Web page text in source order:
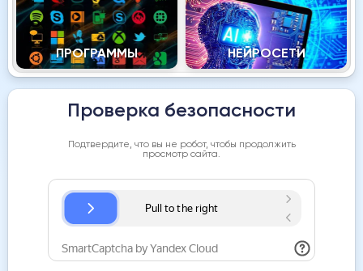
ПРОГРАММЫ НЕЙРОСЕТИ
Проверка безопасности
Подтвердите, что вы не робот, чтобы продолжить
просмотр сайта.